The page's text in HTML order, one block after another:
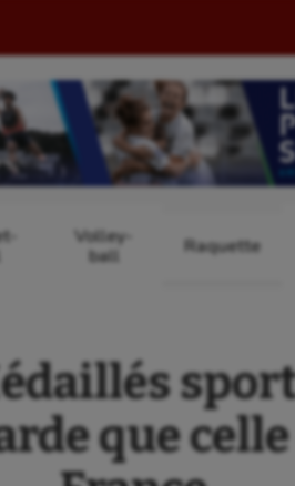
Volley-
ball
Raquette
que